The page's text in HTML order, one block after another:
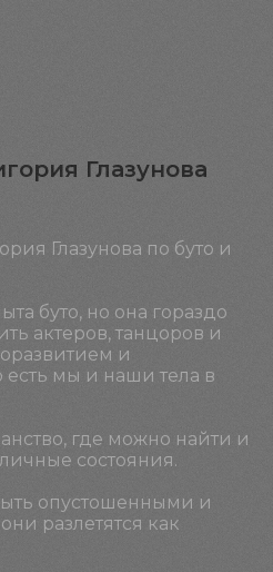
Глазунова
Глазунова по буто и
буто, но она гораздо
актеров, танцоров и
и
есть мы и наши тела в
где можно найти и
состояния.
опустошенными и
разлетятся как